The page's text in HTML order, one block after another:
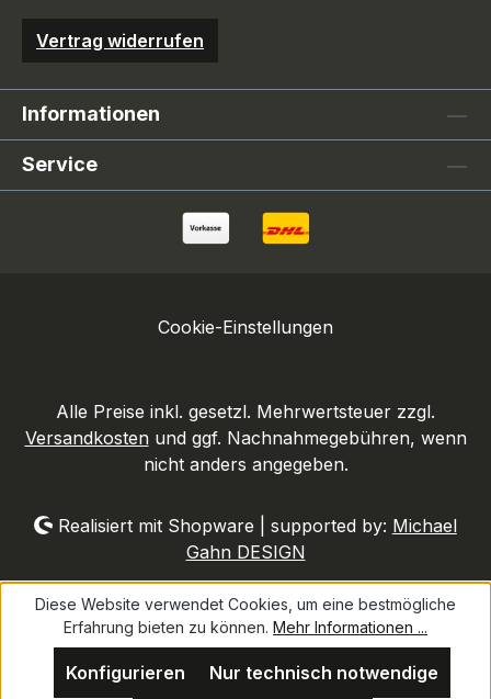
Vertrag widerrufen
Informationen
Service
Cookie-Einstellungen
Alle Preise inkl. gesetzl. Mehrwertsteuer zzgl.
Versandkostenund ggf. Nachnahmegebühren, wenn
nicht anders angegeben.
Realisiert mit Shopware | supported by: Michael
Gahn DESIGN
Diese Website verwendet Cookies, um eine bestmögliche
Erfahrung bieten zu können. Mehr Informationen ...
Nur technisch notwendige
Konfigurieren